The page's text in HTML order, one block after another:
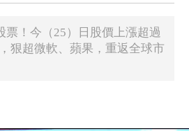
票！今（25）日股價上漲超過
狠超微軟、蘋果，重返全球市